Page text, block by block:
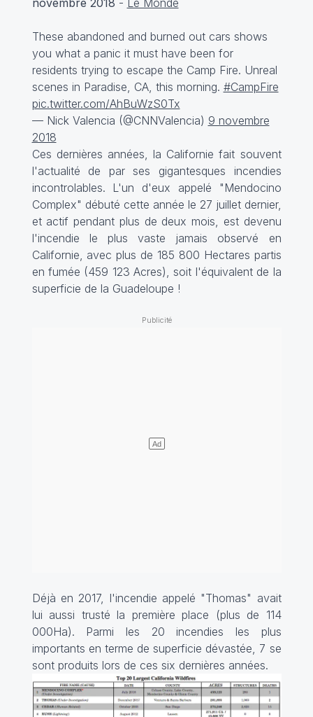
novembre 2018 - Le Monde
These abandoned and burned out cars shows
you what a panic it must have been for
residents trying to escape the Camp Fire. Unreal
scenes in Paradise, CA, this morning. #CampFire
pic.twitter.com/AhBuWzS0Tx
— Nick Valencia (@CNNValencia) 9 novembre
2018
Ces dernières années, la Californie fait souvent
l'actualité de par ses gigantesques incendies
incontrolables. L'un d'eux appelé "Mendocino
Complex" débuté cette année le 27 juillet dernier,
et actif pendant plus de deux mois, est devenu
l'incendie le plus vaste jamais observé en
Californie, avec plus de 185 800 Hectares partis
en fumée (459 123 Acres), soit l'équivalent de la
superficie de la Guadeloupe !
Déjà en 2017, l'incendie appelé "Thomas" avait
lui aussi trusté la première place (plus de 114
000Ha). Parmi les 20 incendies les plus
importants en terme de superficie dévastée, 7 se
sont produits lors de ces six dernières années.